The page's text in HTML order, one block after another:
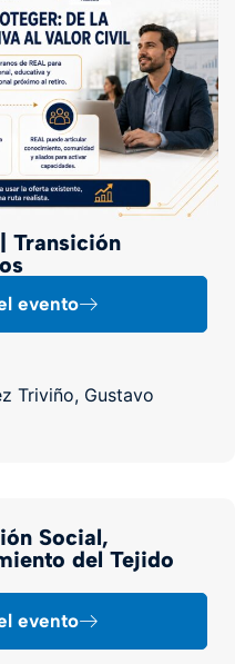
Transición
evento
Triviño, Gustavo
Social,
del Tejido
evento